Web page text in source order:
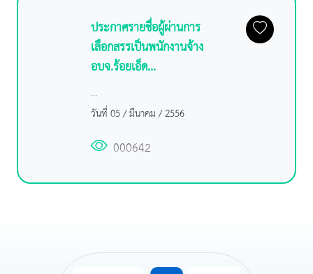
ประกาศรายชื่อผู้ผ่านการ
เลือกสรรเป็นพนักงานจ้าง
อบจ.ร้อยเอ็ด...
...
วันที่ 05 / มีนาคม / 2556
000642